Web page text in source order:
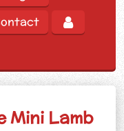
Mini Lamb